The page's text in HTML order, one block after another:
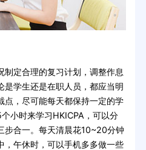
定合理的复习计划，调整作息
是学生还是在职人员，都应当明
点，尽可能每天都保持一定的学
小时来学习HKICPA，可以分
步合一。每天清晨花10~20分钟
，午休时，可以手机多多做一些